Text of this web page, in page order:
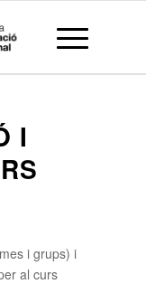
I
i grups) i
al curs